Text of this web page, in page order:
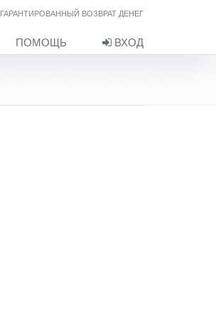
ГАРАНТИРОВАННЫЙ ВОЗВРАТ ДЕНЕГ
ПОМОЩЬ ВХОД